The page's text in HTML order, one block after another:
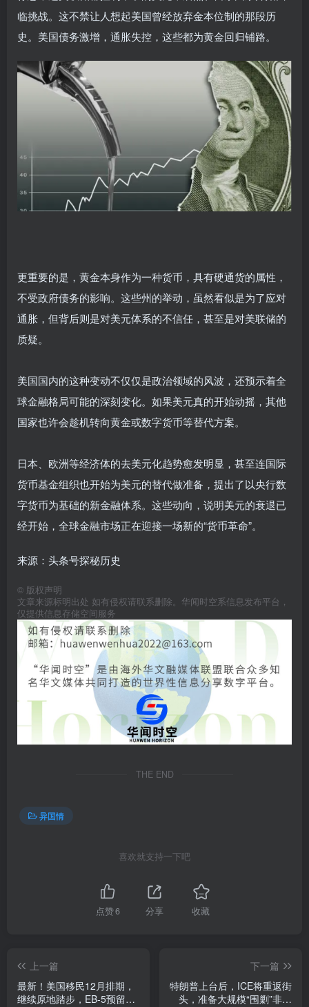
临挑战。这不禁让人想起美国曾经放弃金本位制的那段历
史。美国债务激增，通胀失控，这些都为黄金回归铺路。
更重要的是，黄金本身作为一种货币，具有硬通货的属性，
不受政府债务的影响。这些州的举动，虽然看似是为了应对
通胀，但背后则是对美元体系的不信任，甚至是对美联储的
质疑。
美国国内的这种变动不仅仅是政治领域的风波，还预示着全
球金融格局可能的深刻变化。如果美元真的开始动摇，其他
国家也许会趁机转向黄金或数字货币等替代方案。
日本、欧洲等经济体的去美元化趋势愈发明显，甚至连国际
货币基金组织也开始为美元的替代做准备，提出了以央行数
字货币为基础的新金融体系。这些动向，说明美元的衰退已
经开始，全球金融市场正在迎接一场新的“货币革命”。
来源：头条号探秘历史
© 版权声明
文章来源标明出处 如有侵权请联系删除。华闻时空系信息发布平台，
仅提供信息存储空间服务
THE END
异国情
喜欢就支持一下吧
点赞6 分享 收藏
上一篇
最新！美国移民12月排期，
继续原地踏步，EB-5预留类
下一篇
特朗普上台后，ICE将重返街
头，准备大规模“围剿”非法